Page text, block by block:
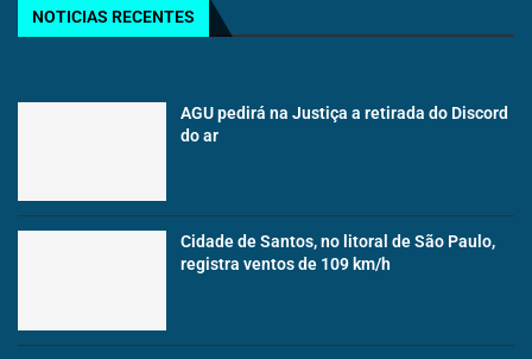
NOTICIAS RECENTES
AGU pedirá na Justiça a retirada do Discord
do ar
Cidade de Santos, no litoral de São Paulo,
registra ventos de 109 km/h